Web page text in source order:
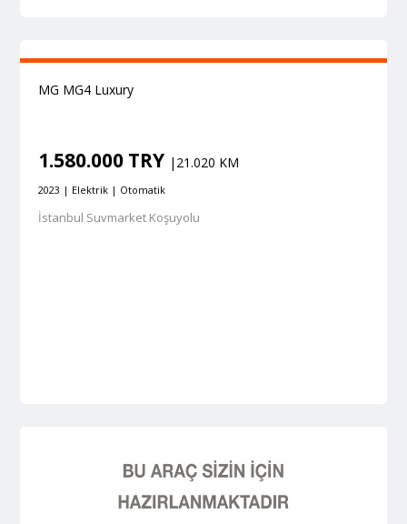
MG MG4 Luxury
1.580.000 TRY |21.020 KM
2023 | Elektrik | Otomatik
İstanbul Suvmarket Koşuyolu